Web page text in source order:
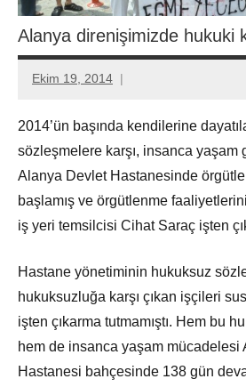
Alanya direnişimizde hukuki
Ekim 19, 2014
Aksu
2014’ün başında kendilerine
sözleşmelere karşı, insanca
Alanya Devlet Hastanesinde
başlamış ve örgütlenme
iş yeri temsilcisi Cihat Saraç işten
Hastane yönetiminin hukuksuz
hukuksuzluğa karşı çıkan işçileri
işten çıkarma tutmamıştı. Hem bu
hem de insanca yaşam mücadelesi
Hastanesi bahçesinde 138 gün